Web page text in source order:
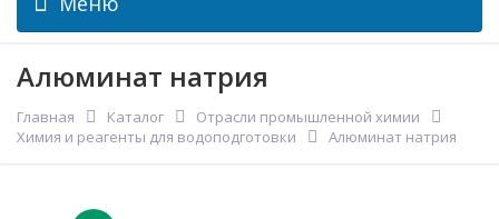
Алюминат натрия
Главная Каталог
Отрасли промышленной химии
Химия и реагенты для водоподготовки
Алюминат натрия